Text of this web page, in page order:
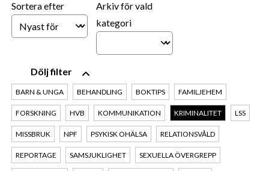
Sortera efter
Arkiv för vald
kategori
filter
BARN & UNGA BEHANDLING BOKTIPS FAMILJEHEM
FORSKNING HVB KOMMUNIKATION KRIMINALITET LSS
MISSBRUK NPF PSYKISK OHÄLSA RELATIONSVÅLD
REPORTAGE SAMSJUKLIGHET SEXUELLA ÖVERGREPP